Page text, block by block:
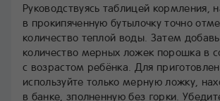
Руководствуясь таблицей кормления,
в прокипяченную бутылочку точно
количество теплой воды. Затем
количество мерных ложек порошка в
с возрастом ребёнка. Для
используйте только мерную ложку,
в банке, зполненную без горки.